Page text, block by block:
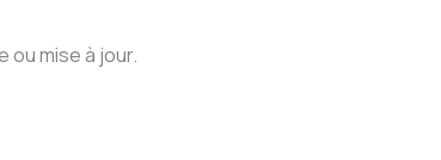
ou mise à jour.